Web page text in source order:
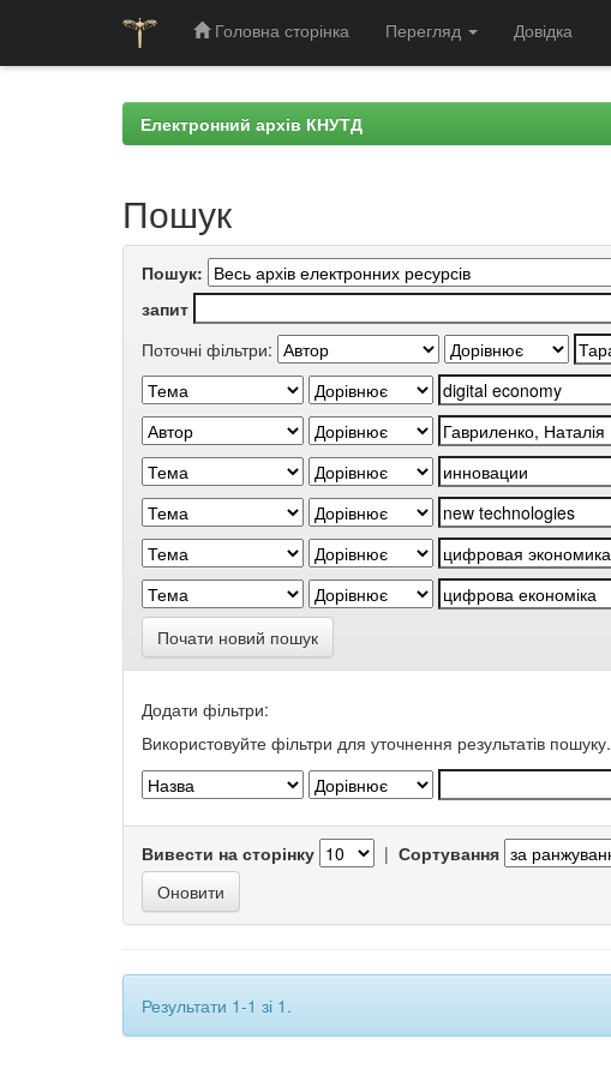
Головна сторінка Перегляд Довідка
Електронний архів КНУТД
Пошук
Пошук:
запит
Поточні фільтри:
Почати новий пошук
Додати фільтри:
Використовуйте фільтри для уточнення результатів пошуку.
Вивести на сторінку | Сортування
Результати 1-1 зі 1.